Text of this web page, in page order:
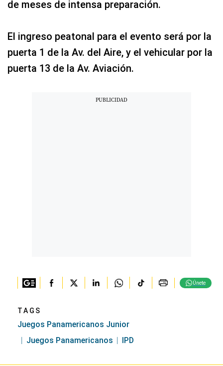
de meses de intensa preparación.
El ingreso peatonal para el evento será por la
puerta 1 de la Av. del Aire, y el vehicular por la
puerta 13 de la Av. Aviación.
Únete
TAGS
Juegos Panamericanos Junior
Juegos Panamericanos
IPD